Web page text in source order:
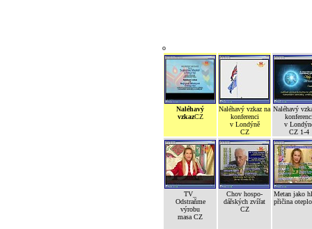
o
Naléhavý
vzkazCZ
Naléhavý vzkaz na
konferenci
v Londýně
CZ
Naléhavý
v
CZ 1-4
TV_
Odstraňme
výrobu
masa CZ
Chov hospo-
dářských zvířat
CZ
Metan jako
přičina